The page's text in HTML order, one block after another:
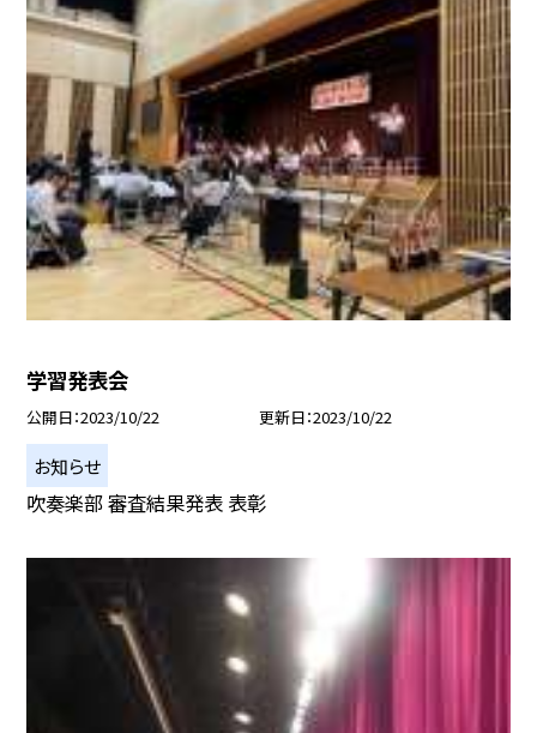
学習発表会
公開日 2023/10/22 更新日 2023/10/22
お知らせ
吹奏楽部 審査結果発表 表彰